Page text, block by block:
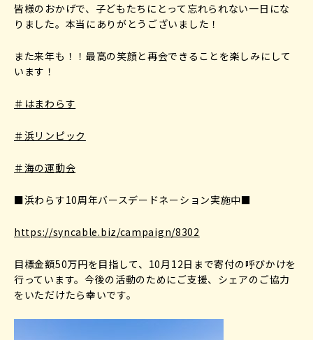
皆様のおかげで、子どもたちにとって忘れられない一日にな
りました。本当にありがとうございました！
また来年も！！最高の笑顔と再会できることを楽しみにして
います！
＃はまわらす
＃浜リンピック
＃海の運動会
■浜わらす10周年バースデードネーション実施中■
https://syncable.biz/campaign/8302
目標金額50万円を目指して、10月12日まで寄付の呼びかけを
行っています。今後の活動のためにご支援、シェアのご協力
をいただけたら幸いです。